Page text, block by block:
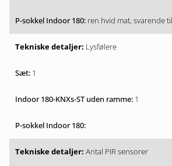
ren hvid mat, svarende
Lysfølere
1
1
Antal PIR sensorer